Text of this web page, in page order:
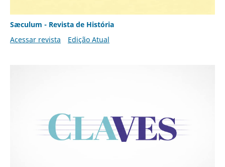
Sæculum - Revista de História
Acessar revista
Edição Atual